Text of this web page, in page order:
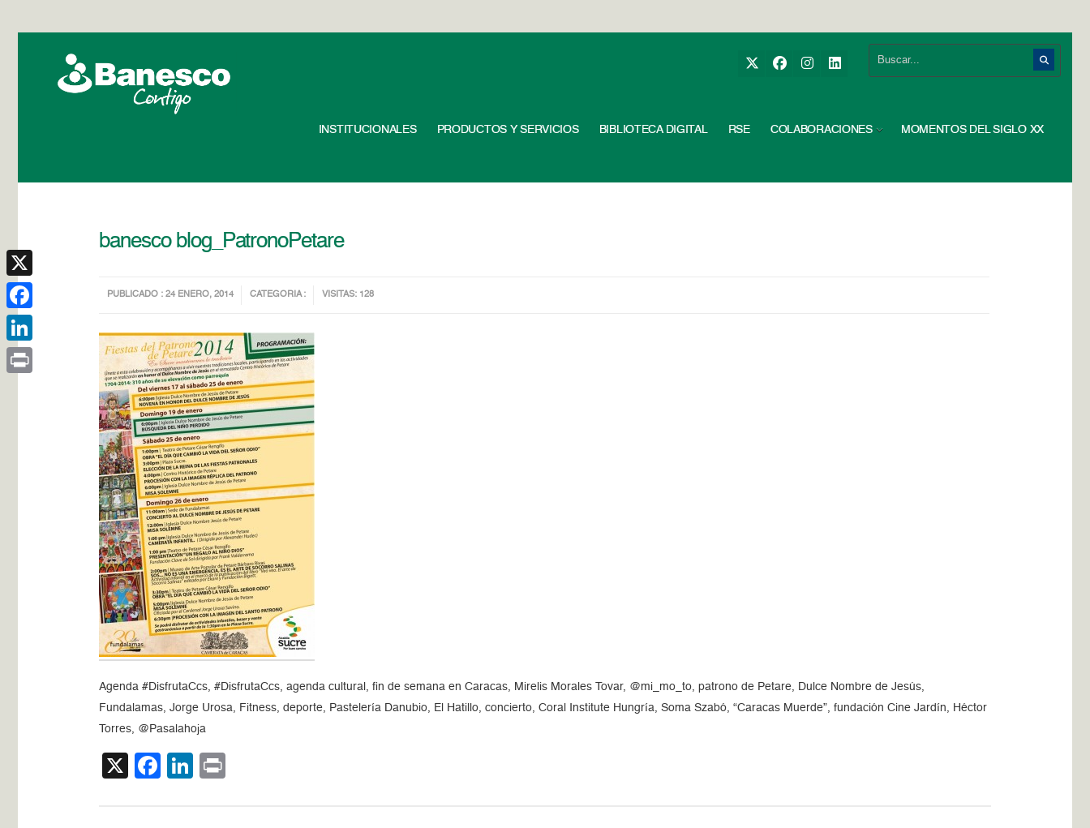
INSTITUCIONALES PRODUCTOS Y SERVICIOS BIBLIOTECA DIGITAL RSE COLABORACIONES MOMENTOS DEL SIGLO XX
banesco blog_PatronoPetare
PUBLICADO : 24 ENERO, 2014 CATEGORIA : VISITAS: 128
Agenda #DisfrutaCcs, #DisfrutaCcs, agenda cultural, fin de semana en Caracas, Mirelis Morales Tovar, @mi_mo_to, patrono de Petare, Dulce Nombre de Jesús,
Fundalamas, Jorge Urosa, Fitness, deporte, Pastelería Danubio, El Hatillo, concierto, Coral Institute Hungría, Soma Szabó, “Caracas Muerde”, fundación Cine Jardín, Héctor
Torres, @Pasalahoja
X Facebook
LinkedIn
X
Facebook
LinkedIn